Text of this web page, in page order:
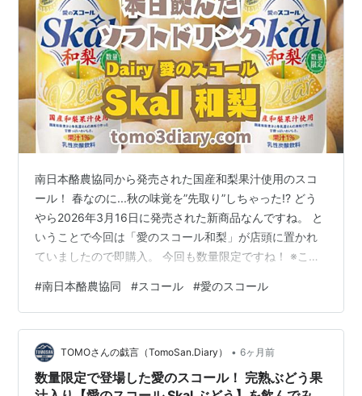
南日本酪農協同から発売された国産和梨果汁使用のスコ
ール！ 春なのに...秋の味覚を”先取り”しちゃった!? どう
やら2026年3月16日に発売された新商品なんですね。 と
いうことで今回は「愛のスコール和梨」が店頭に置かれ
ていましたので即購入。 今回も数量限定ですね！ ※この
日本酪農協同株式会社（DAIRY：Skal）【愛のスコール
Skal 和梨】を飲んでみた！ はじめに・・・注意事項で
す！ 成分・特性（100ml）表示 原材料表示 数量限定【愛
のスコール Skal 和梨】を飲んでみた感想 TOMO の 好き
（うまい） or 嫌い（まずい）の…
#南日本酪農協同 #スコール #愛のスコール
TOMOさんの戯言（TomoSan.Diary） • 6ヶ月前
数量限定で登場した愛のスコール！ 完熟ぶどう果